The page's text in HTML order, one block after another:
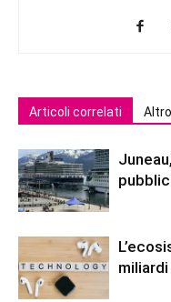
Articoli correlati